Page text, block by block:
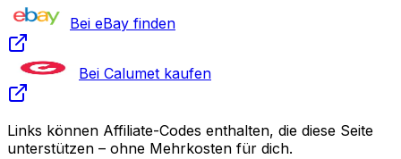
Bei eBay finden
Bei Calumet kaufen
Links können Affiliate-Codes enthalten, die diese Seite
unterstützen – ohne Mehrkosten für dich.